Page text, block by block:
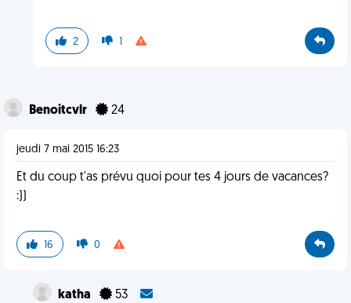
2 1
Benoitcvlr 24
jeudi 7 mai 2015 16:23
Et du coup t'as prévu quoi pour tes 4 jours de vacances?
:))
16 0
katha 53